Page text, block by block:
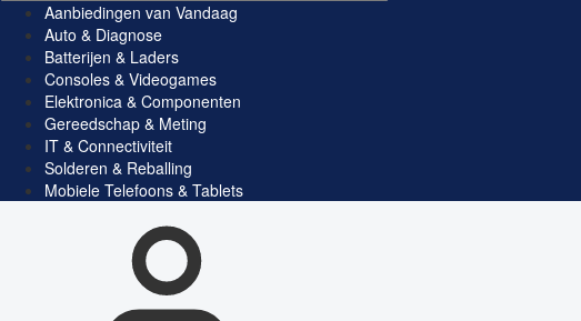
Aanbiedingen van Vandaag
Auto & Diagnose
Batterijen & Laders
Consoles & Videogames
Elektronica & Componenten
Gereedschap & Meting
IT & Connectiviteit
Solderen & Reballing
Mobiele Telefoons & Tablets